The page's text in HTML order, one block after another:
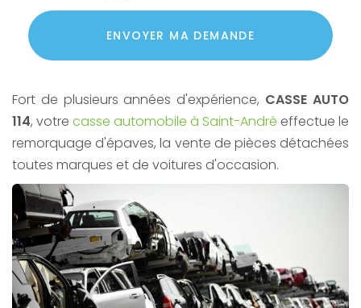
Acceptation
RGPD
*
ENVOYER MA DEMANDE
Fort de plusieurs années d'expérience, CASSE AUTO
114, votre casse automobile à Saint-André effectue le
remorquage d'épaves, la vente de pièces détachées
toutes marques et de voitures d'occasion.